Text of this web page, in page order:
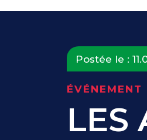
Postée le :
ÉVÉNEMENT
LES